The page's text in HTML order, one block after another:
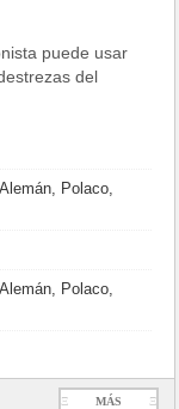
puede usar
del
Polaco,
Polaco,
Ξ MÁS Ξ